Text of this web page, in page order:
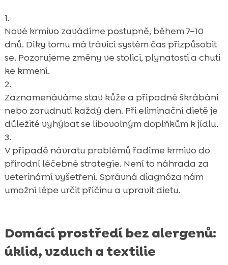
Nové krmivo zavádíme postupně, během 7–10
dnů. Díky tomu má trávicí systém čas přizpůsobit
se. Pozorujeme změny ve stolici, plynatosti a chuti
ke krmení.
Zaznamenáváme stav kůže a případné škrábání
nebo zarudnutí každý den. Při eliminační dietě je
důležité vyhýbat se libovolným doplňkům k jídlu.
V případě návratu problémů řadíme krmivo do
přírodní léčebné strategie. Není to náhrada za
veterinární vyšetření. Správná diagnóza nám
umožní lépe určit příčinu a upravit dietu.
Domácí prostředí bez alergenů:
úklid, vzduch a textilie